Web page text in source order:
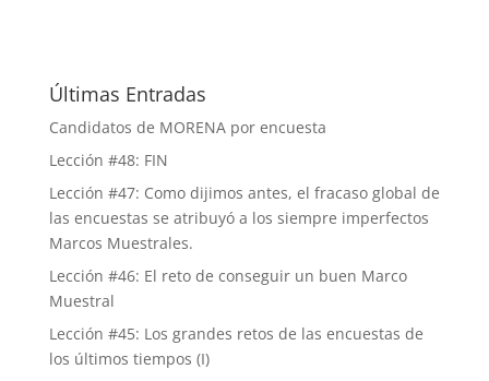
Últimas Entradas
Candidatos de MORENA por encuesta
Lección #48: FIN
Lección #47: Como dijimos antes, el fracaso global de
las encuestas se atribuyó a los siempre imperfectos
Marcos Muestrales.
Lección #46: El reto de conseguir un buen Marco
Muestral
Lección #45: Los grandes retos de las encuestas de
los últimos tiempos (I)